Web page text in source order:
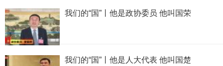
我们的“国”丨他是政协委员 他叫国荣
我们的“国”丨他是人大代表 他叫国楚